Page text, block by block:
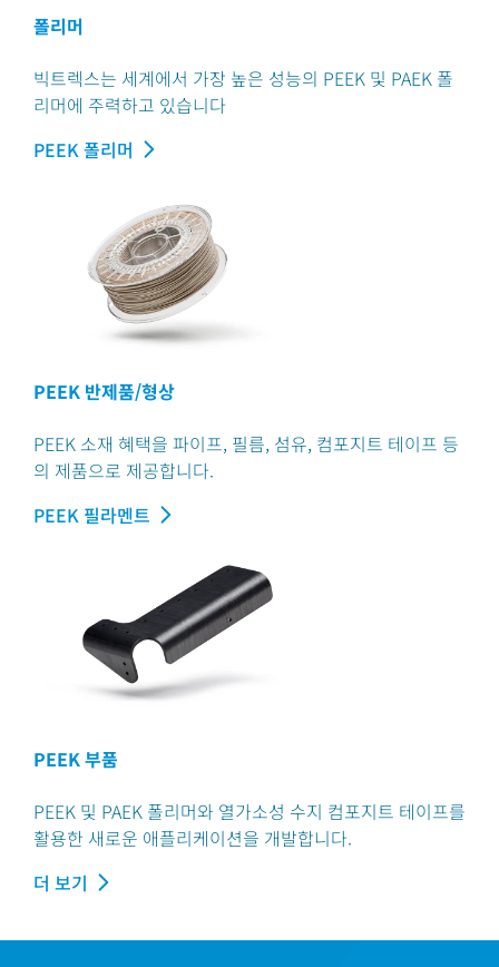
폴리머
빅트렉스는 세계에서 가장 높은 성능의 PEEK 및 PAEK 폴
리머에 주력하고 있습니다
PEEK 폴리머
PEEK 반제품/형상
PEEK 소재 혜택을 파이프, 필름, 섬유, 컴포지트 테이프 등
의 제품으로 제공합니다.
PEEK 필라멘트
PEEK 부품
PEEK 및 PAEK 폴리머와 열가소성 수지 컴포지트 테이프를
활용한 새로운 애플리케이션을 개발합니다.
더 보기